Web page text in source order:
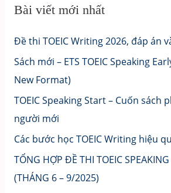
Bài viết mới nhất
Đề thi TOEIC Writing 2026, đáp án
Sách mới – ETS TOEIC Speaking
New Format)
TOEIC Speaking Start – Cuốn sách
người mới
Các bước học TOEIC Writing hiệu
TỔNG HỢP ĐỀ THI TOEIC
(THÁNG 6 – 9/2025)